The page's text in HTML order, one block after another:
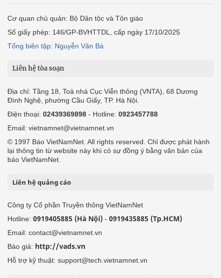
Cơ quan chủ quản: Bộ Dân tộc và Tôn giáo
Số giấy phép: 146/GP-BVHTTDL, cấp ngày 17/10/2025
Tổng biên tập: Nguyễn Văn Bá
Liên hệ tòa soạn
Địa chỉ: Tầng 18, Toà nhà Cục Viễn thông (VNTA), 68 Dương
Đình Nghệ, phường Cầu Giấy, TP. Hà Nội.
Điện thoại: 02439369898 - Hotline: 0923457788
Email: vietnamnet@vietnamnet.vn
© 1997 Báo VietNamNet. All rights reserved. Chỉ được phát hành
lại thông tin từ website này khi có sự đồng ý bằng văn bản của
báo VietNamNet.
Liên hệ quảng cáo
Công ty Cổ phần Truyền thông VietNamNet
Hotline: 0919405885 (Hà Nội) - 0919435885 (Tp.HCM)
Email: contact@vietnamnet.vn
Báo giá: http://vads.vn
Hỗ trợ kỹ thuật: support@tech.vietnamnet.vn